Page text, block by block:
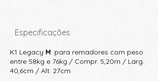
Especificações
K1 Legacy M: para remadores com peso
entre 58kg e 76kg / Compr. 5,20m / Larg.
40,6cm / Alt. 27cm